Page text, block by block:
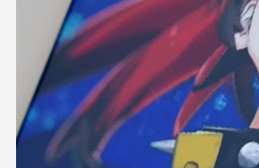
AUDITION
COLLABORATION
SUPPORT ADVERTISING
OFFICIAL SHOP